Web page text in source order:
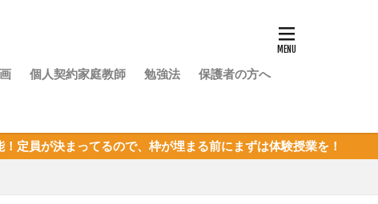
個人契約家庭教師 勉強法
保護者の方へ
るので、枠が埋まる前にまずは体験授業を！